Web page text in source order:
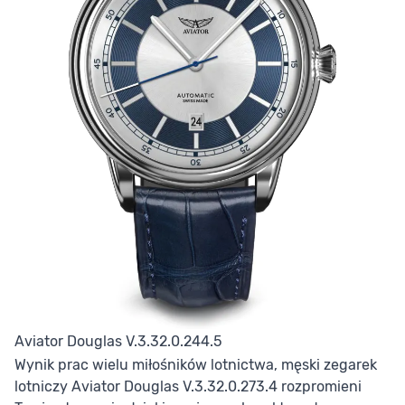
Aviator Douglas V.3.32.0.244.5
Wynik prac wielu miłośników lotnictwa, męski zegarek
lotniczy Aviator Douglas V.3.32.0.273.4 rozpromieni